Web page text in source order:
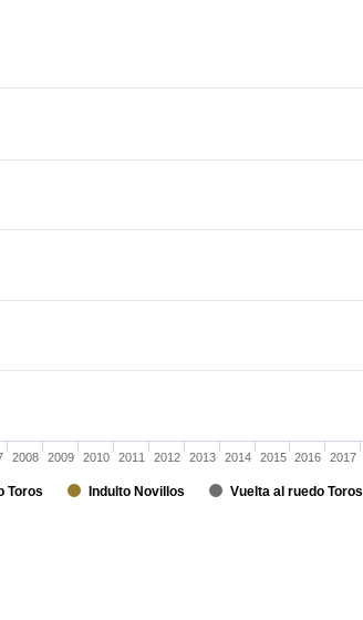
Toros Indulto Novillos Vuelta al ruedo Toros
2008 2009 2010 2011 2012 2013 2014 2015 2016 2017